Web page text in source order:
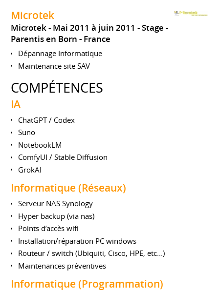
Microtek
Microtek Mai 2011 à juin 2011 Stage
Parentis en Born
France
Dépannage Informatique
Maintenance site SAV
COMPÉTENCES
IA
ChatGPT / Codex
Suno
NotebookLM
ComfyUI / Stable Diffusion
GrokAI
Informatique (Réseaux)
Serveur NAS Synology
Hyper backup (via nas)
Points d’accès wifi
Installation/réparation PC windows
Routeur / switch (Ubiquiti, Cisco, HPE, etc...)
Maintenances préventives
Informatique (Programmation)